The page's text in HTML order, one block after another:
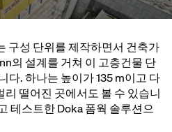
구성 단위를 제작하면서 건축가
의 설계를 거쳐 이 고층건물 단
다. 하나는 높이가 135 m이고 다
리 떨어진 곳에서도 볼 수 있습니
테스트한 Doka 폼웍 솔루션으